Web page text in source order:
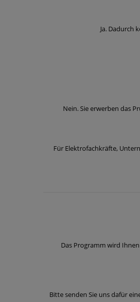
Ja. Dadurch
Nein. Sie erwerben das
Für Elektrofachkräfte,
Das Programm wird
Bitte senden Sie uns dafür